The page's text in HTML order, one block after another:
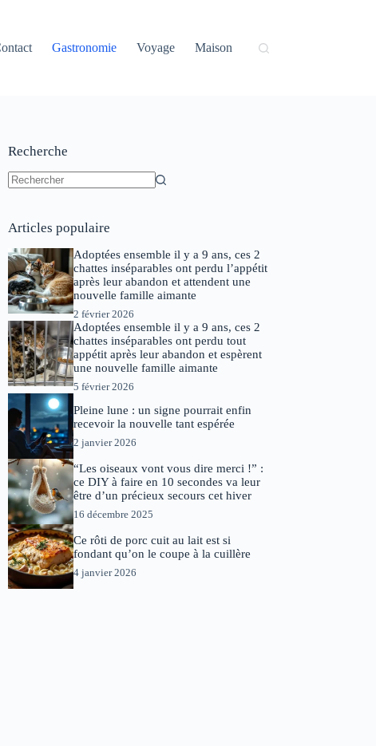
Gastronomie Voyage Maison
Recherche
Articles populaire
Adoptées ensemble il y a 9 ans, ces 2
chattes inséparables ont perdu l’appétit
après leur abandon et attendent une
nouvelle famille aimante
2 février 2026
Adoptées ensemble il y a 9 ans, ces 2
chattes inséparables ont perdu tout
appétit après leur abandon et espèrent
une nouvelle famille aimante
5 février 2026
Pleine lune : un signe pourrait enfin
recevoir la nouvelle tant espérée
2 janvier 2026
“Les oiseaux vont vous dire merci !” :
ce DIY à faire en 10 secondes va leur
être d’un précieux secours cet hiver
16 décembre 2025
Ce rôti de porc cuit au lait est si
fondant qu’on le coupe à la cuillère
4 janvier 2026